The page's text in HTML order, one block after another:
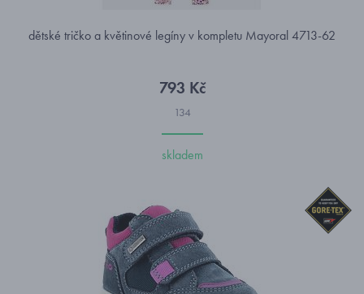
dětské tričko a květinové legíny v kompletu Mayoral 4713-62
793 Kč
134
skladem